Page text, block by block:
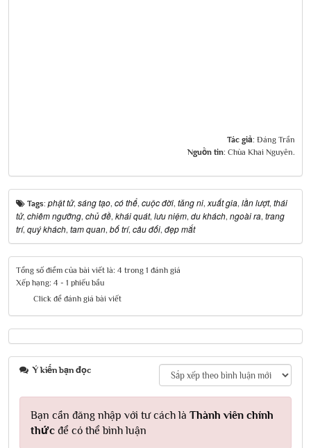
Tác giả: Đáng Trần
Nguồn tin: Chùa Khai Nguyên.
Tags: phật tử, sáng tạo, có thể, cuộc đời, tăng ni,xuất gia, lần lượt, thái
tử, chiêm ngưỡng, chủ đề, khái quát, lưu niệm, du khách, ngoài ra, trang
trí, quý khách, tam quan, bố trí, câu đối, đẹp mắt
Tổng số điểm của bài viết là: 4 trong 1 đánh giá
Xếp hạng: 4 - 1 phiếu bầu
Click để đánh giá bài viết
Ý kiến bạn đọc
Bạn cần đăng nhập với tư cách là Thành viên chính
thức để có thể bình luận